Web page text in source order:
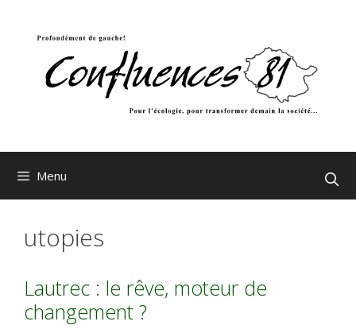
Menu
utopies
Lautrec : le rêve, moteur de
changement ?